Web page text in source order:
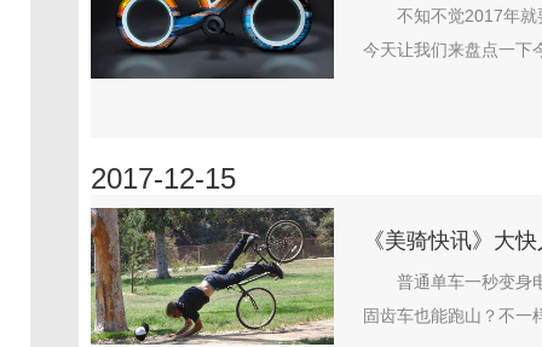
不知不觉2017年
今天让我们来盘点一下
2017-12-15
《美骑快讯》大
普通单车一秒变身
固齿车也能跑山？不一